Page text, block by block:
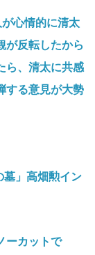
心情的に清太
が反転したから
ら、清太に共感
する意見が大勢
」高畑勲イン
ーカットで